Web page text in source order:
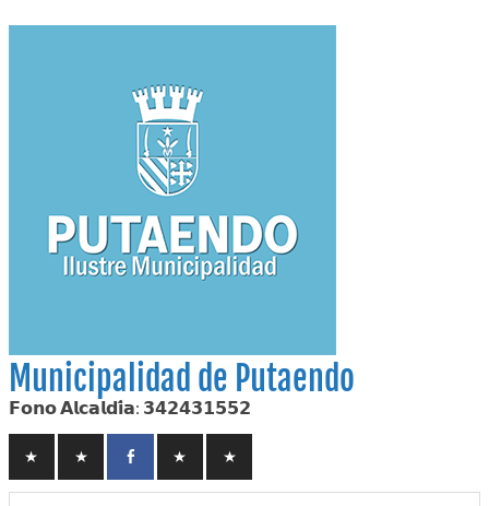
to
Municipalidad de Putaendo
𝗙𝗼𝗻𝗼 𝗔𝗹𝗰𝗮𝗹𝗱𝗶́𝗮: 𝟯𝟰𝟮𝟰𝟯𝟭𝟱𝟱𝟮